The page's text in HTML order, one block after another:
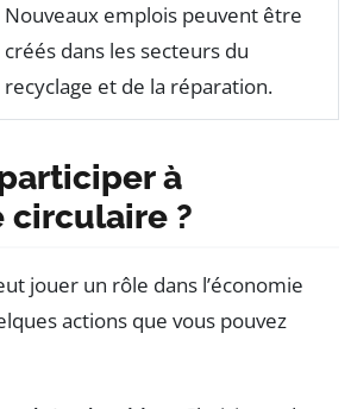
Nouveaux emplois peuvent être
créés dans les secteurs du
recyclage et de la réparation.
à
circulaire ?
jouer un rôle dans l’économie
actions que vous pouvez